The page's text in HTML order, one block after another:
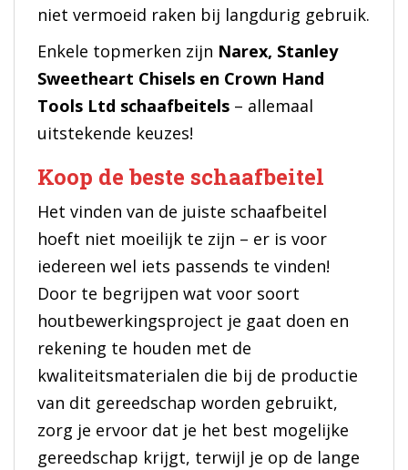
niet vermoeid raken bij langdurig gebruik.
Enkele topmerken zijn Narex, Stanley
Sweetheart Chisels en Crown Hand
Tools Ltd schaafbeitels – allemaal
uitstekende keuzes!
Koop de beste schaafbeitel
Het vinden van de juiste schaafbeitel
hoeft niet moeilijk te zijn – er is voor
iedereen wel iets passends te vinden!
Door te begrijpen wat voor soort
houtbewerkingsproject je gaat doen en
rekening te houden met de
kwaliteitsmaterialen die bij de productie
van dit gereedschap worden gebruikt,
zorg je ervoor dat je het best mogelijke
gereedschap krijgt, terwijl je op de lange